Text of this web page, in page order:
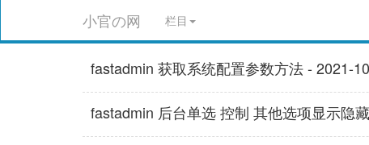
小官の网 栏目
fastadmin 获取系统配置参数方法 - 2021-
fastadmin 后台单选 控制 其他选项显示隐